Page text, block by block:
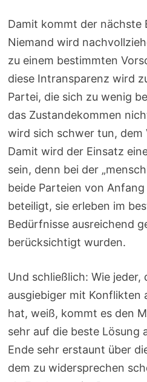
Damit kommt der nächste
Niemand wird
zu einem bestimmten
diese Intransparenz wird
Partei, die sich zu wenig
das Zustandekommen
wird sich schwer tun, dem
Damit wird der Einsatz
sein, denn bei der
beide Parteien von
beteiligt, sie erleben im
Bedürfnisse ausreichend
berücksichtigt wurden.
Und schließlich: Wie jeder,
ausgiebiger mit Konflikten
hat, weiß, kommt es den
sehr auf die beste Lösung
Ende sehr erstaunt über
dem zu widersprechen